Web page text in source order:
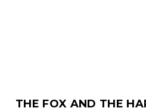
THE FOX AND THE